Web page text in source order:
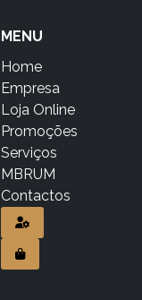
MENU
Home
Empresa
Loja Online
Promoções
Serviços
MBRUM
Contactos